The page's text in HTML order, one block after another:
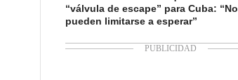
“válvula de escape” para Cuba: “No
pueden limitarse a esperar”